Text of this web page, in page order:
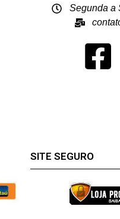
Segunda a
SITE SEGURO